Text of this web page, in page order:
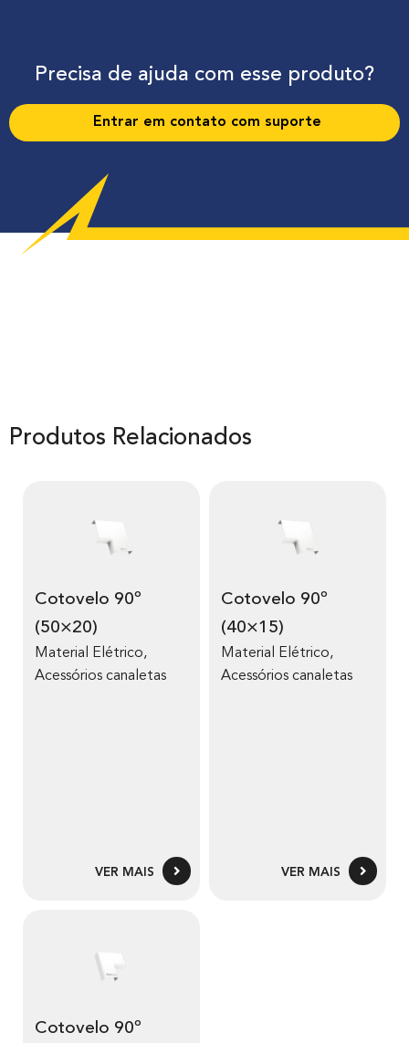
Precisa de ajuda com esse produto?
Entrar em contato com suporte
Produtos Relacionados
Cotovelo 90º
(50×20)
Material Elétrico,
Acessórios canaletas
VER MAIS
Cotovelo 90º
(40×15)
Material Elétrico,
Acessórios canaletas
VER MAIS
Cotovelo 90º